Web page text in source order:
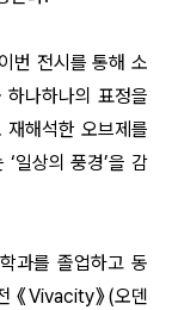
번 전시를 통해 소
하나하나의 표정을
해석한 오브제를
일상의 풍경’을 감
과를 졸업하고 동
《Vivacity》(오덴